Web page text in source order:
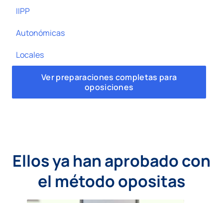
IIPP
Autonómicas
Locales
Ver preparaciones completas para
oposiciones
Ellos ya han aprobado con
el método opositas